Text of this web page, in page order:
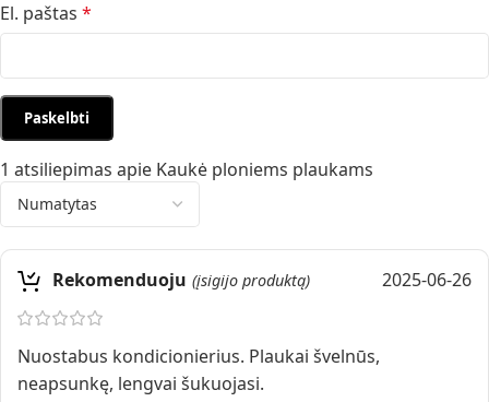
1 atsiliepimas apie Kaukė ploniems plaukams
Rekomenduoju (įsigijo produktą) 2025-06-26
Nuostabus kondicionierius. Plaukai švelnūs,
neapsunkę, lengvai šukuojasi.
El. paštas *